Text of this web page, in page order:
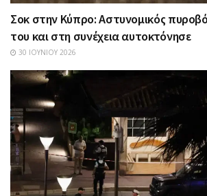
Σοκ στην Κύπρο: Αστυνομικός
του και στη συνέχεια αυτοκτόνησε
30 ΙΟΥΝΊΟΥ 2026